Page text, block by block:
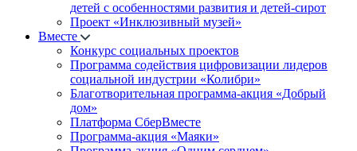
детей с особенностями развития и детей-сирот
Проект «Инклюзивный музей»
Вместе
Конкурс социальных проектов
Программа содействия цифровизации лидеров
социальной индустрии «Колибри»
Благотворительная программа-акция «Добрый
дом»
Платформа СберВместе
Программа-акция «Маяки»